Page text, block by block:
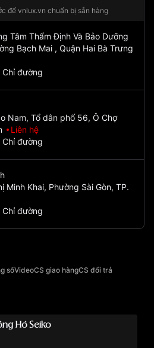
để vnlux.vn chuẩn bị sẵn hàng
Tâm Thẩm Định Và Bảo Dưỡng
Bạch Mai , Quận Hai Bà Trưng
Chỉ đường
Nam, Tổ dân phố 56, Ô Chợ
Liên hệ
Chỉ đường
Minh Khai, Phường Sài Gòn, TP.
Chỉ đường
sốVideoCS giao hàngCS đổi trả
Hồ Seiko